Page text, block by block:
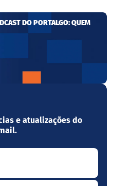
DO PORTALGO: QUEM
e atualizações do